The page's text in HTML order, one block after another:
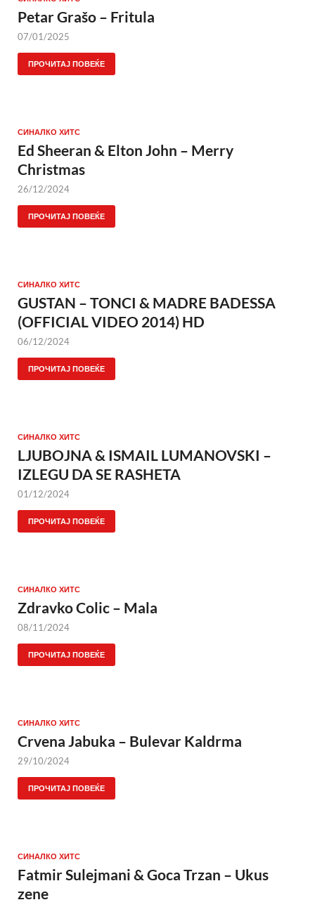
Petar Grašo – Fritula
07/01/2025
ПРОЧИТАЈ ПОВЕЌЕ
СИНАЛКО ХИТС
Ed Sheeran & Elton John – Merry
Christmas
26/12/2024
ПРОЧИТАЈ ПОВЕЌЕ
СИНАЛКО ХИТС
GUSTAN – TONCI & MADRE BADESSA
(OFFICIAL VIDEO 2014) HD
06/12/2024
ПРОЧИТАЈ ПОВЕЌЕ
СИНАЛКО ХИТС
LJUBOJNA & ISMAIL LUMANOVSKI –
IZLEGU DA SE RASHETA
01/12/2024
ПРОЧИТАЈ ПОВЕЌЕ
СИНАЛКО ХИТС
Zdravko Colic – Mala
08/11/2024
ПРОЧИТАЈ ПОВЕЌЕ
СИНАЛКО ХИТС
Crvena Jabuka – Bulevar Kaldrma
29/10/2024
ПРОЧИТАЈ ПОВЕЌЕ
СИНАЛКО ХИТС
Fatmir Sulejmani & Goca Trzan – Ukus
zene